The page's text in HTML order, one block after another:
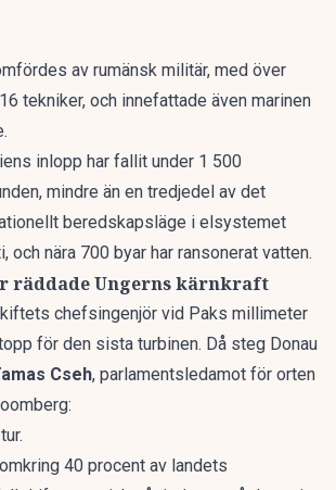
av rumänsk militär, med över
tekniker, och innefattade även marinen
inlopp har fallit under 1 500
mindre än en tredjedel av det
beredskapsläge i elsystemet
och nära 700 byar har ransonerat vatten.
räddade Ungerns kärnkraft
chefsingenjör vid Paks millimeter
för den sista turbinen. Då steg Donau
Cseh, parlamentsledamot för orten
40 procent av landets